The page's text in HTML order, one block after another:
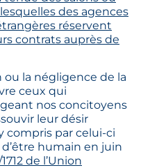
des agences
réservent
contrats auprès de
ou la négligence de la
ceux qui
nos concitoyens
leur désir
compris par celui-ci
humain en juin
de l’Union